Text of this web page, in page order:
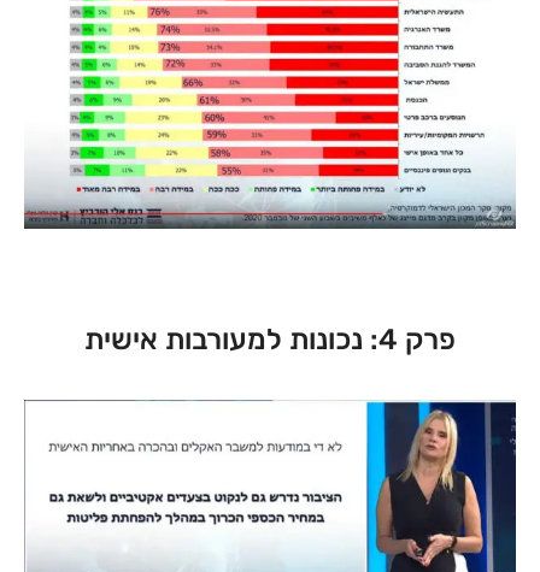
פרק 4: נכונות למעורבות אישית